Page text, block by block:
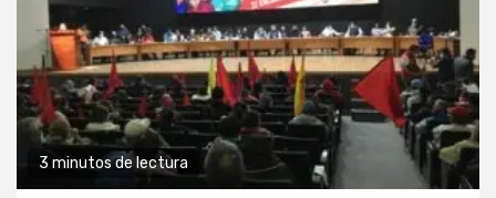
3 minutos de lectura